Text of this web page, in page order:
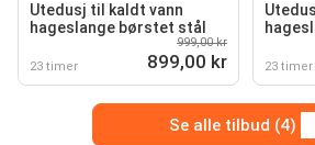
Utedusj til kaldt vann
hageslange børstet stål
23 timer
999,00 kr
899,00 kr 23 timer
Se alle tilbud (4)